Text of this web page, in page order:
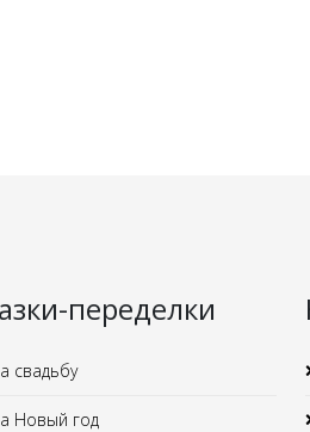
переделки
свадьбу
Новый год